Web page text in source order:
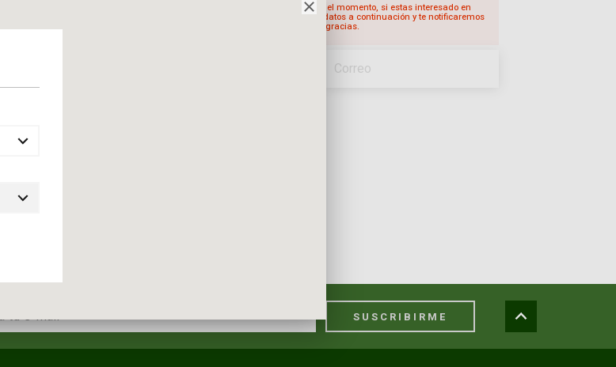
Este producto no está disponible por el momento, si estas interesado en
comprar este artículo completa tus datos a continuación y te notificaremos
cuando el producto esté disponible, gracias.
SUSCRIBIRME